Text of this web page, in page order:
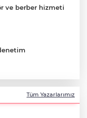
ve berber hizmeti
açıklama
Tüm Yazarlarımız